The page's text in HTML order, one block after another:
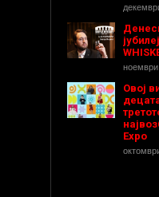
Овој
Expo